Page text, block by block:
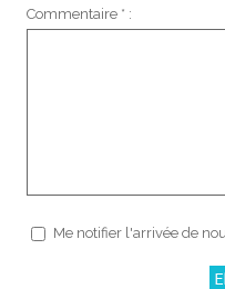
Commentaire * :
Me notifier l'arrivée de